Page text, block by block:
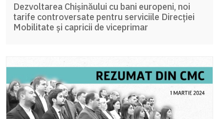
Dezvoltarea Chișinăului cu bani europeni, noi
tarife controversate pentru serviciile Direcției
Mobilitate și capricii de viceprimar